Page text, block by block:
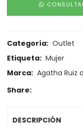
Categoría: Outlet
Etiqueta: Mujer
Marca: Agatha Ruiz
Share:
DESCRIPCIÓN